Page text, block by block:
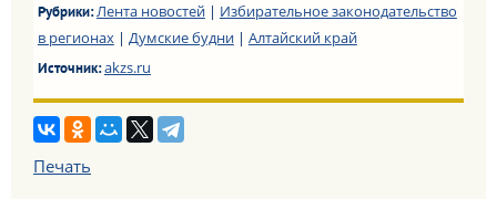
Рубрики:Лента новостей| Избирательное законодательство
в регионах| Думские будни| Алтайский край
Источник:akzs.ru
Печать